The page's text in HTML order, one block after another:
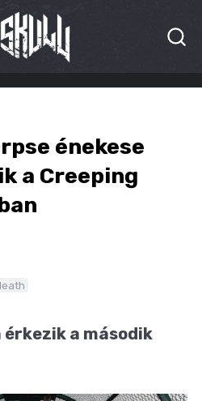
énekese
a Creeping
a második